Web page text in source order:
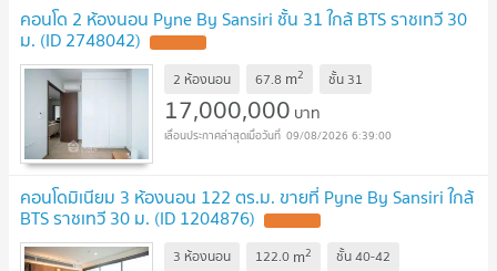
คอนโด 2 ห้องนอน Pyne By Sansiri ชั้น 31 ใกล้ BTS ราชเทวี 30
ม. (ID 2748042)
2 ห้องนอน 67.8 m2 ชั้น 31
17,000,000 บาท
09/08/2026 6:39:00
คอนโดมิเนียม 3 ห้องนอน 122 ตร.ม. ขายที่ Pyne By Sansiri ใกล้
BTS ราชเทวี 30 ม. (ID 1204876)
3 ห้องนอน 122.0 m2 ชั้น40-42